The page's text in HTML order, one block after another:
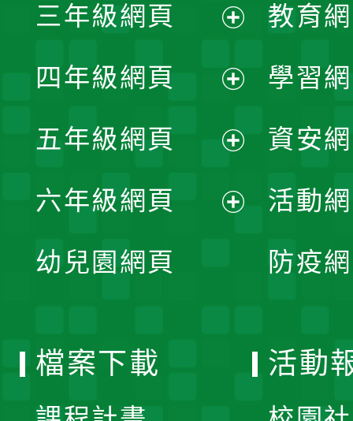
選
單
開
選
單
三年級網頁
開
選
單
四年級網頁
開
選
五年級網頁
開
六年級網頁
幼兒園網頁
教育
學習
資安
活動
防疫
檔案下載 活動